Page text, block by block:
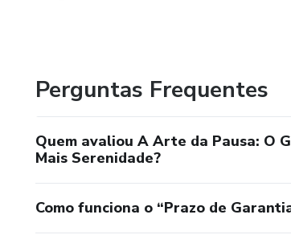
Perguntas Frequentes
Quem avaliou A Arte da Pausa: O
Mais Serenidade?
Como funciona o “Prazo de